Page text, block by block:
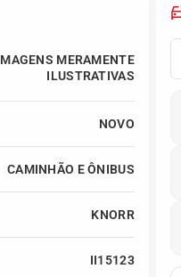
MERAMENTE
ILUSTRATIVAS
NOVO
CAMINHÃO E ÔNIBUS
KNORR
II15123